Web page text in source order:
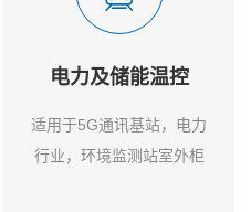
电力及储能温控
适用于5G通讯基站，电力
行业，环境监测站室外柜